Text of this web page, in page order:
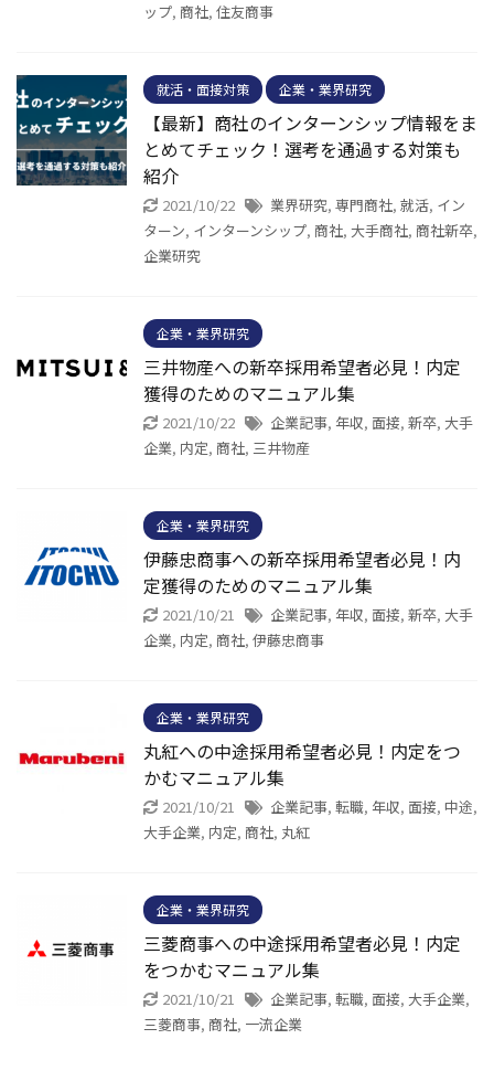
ップ, 商社, 住友商事
就活・面接対策 企業・業界研究
【最新】商社のインターンシップ情報をま
とめてチェック！選考を通過する対策も
紹介
2021/10/22 業界研究, 専門商社, 就活, イン
ターン, インターンシップ, 商社, 大手商社, 商社新卒,
企業研究
企業・業界研究
三井物産への新卒採用希望者必見！内定
獲得のためのマニュアル集
2021/10/22 企業記事, 年収, 面接, 新卒, 大手
企業, 内定, 商社, 三井物産
企業・業界研究
伊藤忠商事への新卒採用希望者必見！内
定獲得のためのマニュアル集
2021/10/21 企業記事, 年収, 面接, 新卒, 大手
企業, 内定, 商社, 伊藤忠商事
企業・業界研究
丸紅への中途採用希望者必見！内定をつ
かむマニュアル集
2021/10/21 企業記事, 転職, 年収, 面接, 中途,
大手企業, 内定, 商社, 丸紅
企業・業界研究
三菱商事への中途採用希望者必見！内定
をつかむマニュアル集
2021/10/21 企業記事, 転職, 面接, 大手企業,
三菱商事, 商社, 一流企業